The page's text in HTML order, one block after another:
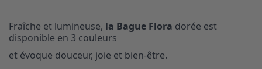
Fraîche et lumineuse, la Bague Flora dorée est
disponible en 3 couleurs
et évoque douceur, joie et bien-être.